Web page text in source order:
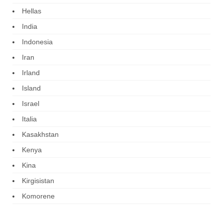
Hellas
India
Indonesia
Iran
Irland
Island
Israel
Italia
Kasakhstan
Kenya
Kina
Kirgisistan
Komorene